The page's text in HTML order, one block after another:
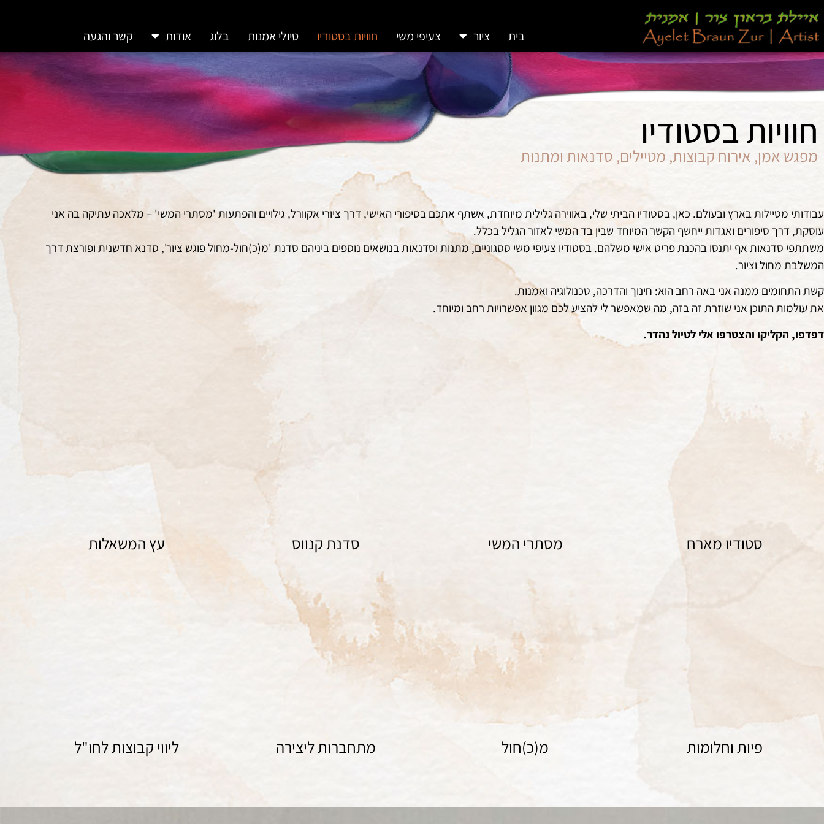
בית ציור צעיפי משי חוויות בסטודיו טיולי אמנות בלוג אודות קשר והגעה
חוויות בסטודיו
מפגש אמן, אירוח קבוצות, מטיילים, סדנאות ומתנות
עבודותי מטיילות בארץ ובעולם. כאן, בסטודיו הביתי שלי, באווירה גלילית מיוחדת, אשתף אתכם בסיפורי האישי, דרך ציורי אקוורל, גילויים והפתעות 'מסתרי המשי' – מלאכה עתיקה בה אני
עוסקת, דרך סיפורים ואגדות ייחשף הקשר המיוחד שבין בד המשי לאזור הגליל בכלל.
משתתפי סדנאות אף יתנסו בהכנת פריט אישי משלהם. בסטודיו צעיפי משי ססגוניים, מתנות וסדנאות בנושאים נוספים ביניהם סדנת 'מ(כ)חול-מחול פוגש ציור', סדנא חדשנית ופורצת דרך
המשלבת מחול וציור.
קשת התחומים ממנה אני באה רחב הוא: חינוך והדרכה, טכנולוגיה ואמנות.
את עולמות התוכן אני שוזרת זה בזה, מה שמאפשר לי להציע לכם מגוון אפשרויות רחב ומיוחד.
דפדפו, הקליקו והצטרפו אלי לטיול נהדר.
סטודיו מארח מסתרי המשי סדנת קנווס עץ המשאלות
פיות וחלומות
ציור
מ(כ)חול
ציור
מתחברות ליצירה ליווי קבוצות לחו"ל